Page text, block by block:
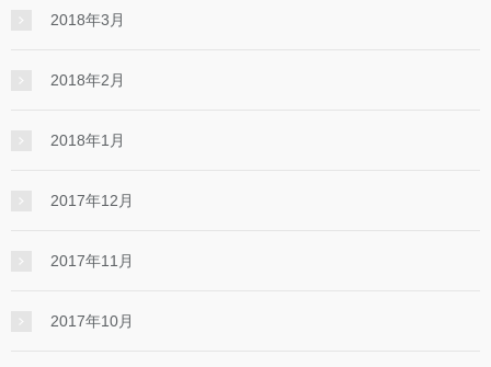
2018年3月
2018年2月
2018年1月
2017年12月
2017年11月
2017年10月